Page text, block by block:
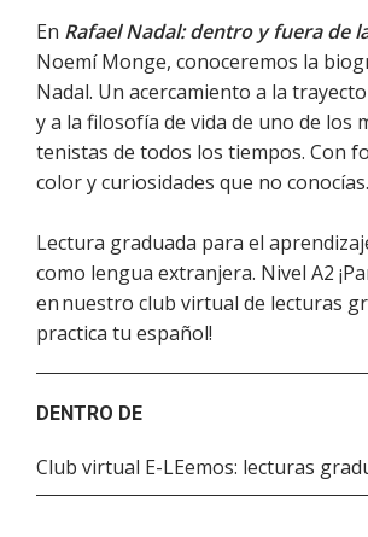
En Rafael Nadal: dentro y fuera de
Noemí Monge, conoceremos la
Nadal. Un acercamiento a la
y a la filosofía de vida de uno de los
tenistas de todos los tiempos. Con
color y curiosidades que no conocías.
Lectura graduada para el
como lengua extranjera. Nivel A2
en nuestro club virtual de lecturas
practica tu español!
DENTRO DE
Club virtual E-LEemos: lecturas